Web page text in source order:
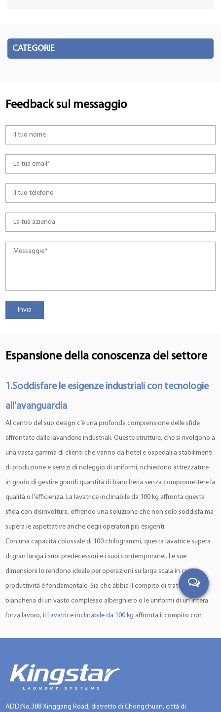
CATEGORIE
Feedback sul messaggio
Espansione della conoscenza del settore
1.Soddisfare le esigenze industriali con tecnologie
all'avanguardia
Al centro del suo design c’è una profonda comprensione delle sfide
affrontate dalle lavanderie industriali. Queste strutture, che si rivolgono a
una vasta gamma di clienti che vanno da hotel e ospedali a stabilimenti
di produzione e servizi di noleggio di uniformi, richiedono attrezzature
in grado di gestire grandi quantità di biancheria senza compromettere la
qualità o l'efficienza. La lavatrice inclinabile da 100 kg affronta questa
sfida con disinvoltura, offrendo una soluzione che non solo soddisfa ma
supera le aspettative anche degli operatori più esigenti.
Con una capacità colossale di 100 chilogrammi, questa lavatrice supera
di gran lunga i suoi predecessori e i suoi contemporanei. Le sue
dimensioni lo rendono ideale per operazioni su larga scala in cui la
produttività è fondamentale. Sia che abbia il compito di trattare la
biancheria di un vasto complesso alberghiero o le uniformi di un'intera
forza lavoro, il Lavatrice inclinabile da 100 kg affronta il compito con
meccanismo consente di caricare e scaricare la biancheria senza sforzo,
riducendo al minimo lo sforzo sugli operatori e massimizzando la
produttività. I lavoratori non devono più lottare con carichi ingombranti
ADD:No.388 Xinggang Road, distretto di Chongchuan, città di